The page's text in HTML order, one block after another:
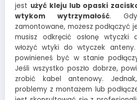
jest użyć kleju lub opaski
wtykom wytrzymałość.
zamontowane, możesz podłączyć
musisz odkręcić osłonę wtyczki
włożyć wtyki do wtyczek
powinieneś być w stanie
Jeśli wszystko poszło dobrze,
zrobić kabel antenowy.
problemy z montażem lub